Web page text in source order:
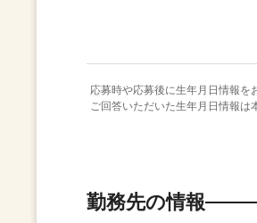
応募時や応募後に生年月日情報
ご回答いただいた生年月日情報は
勤務先の情報